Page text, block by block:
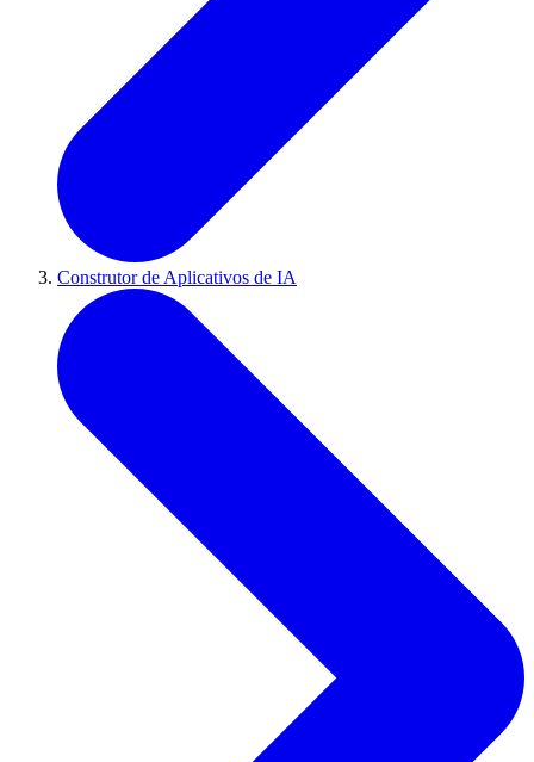
Construtor de Aplicativos de IA